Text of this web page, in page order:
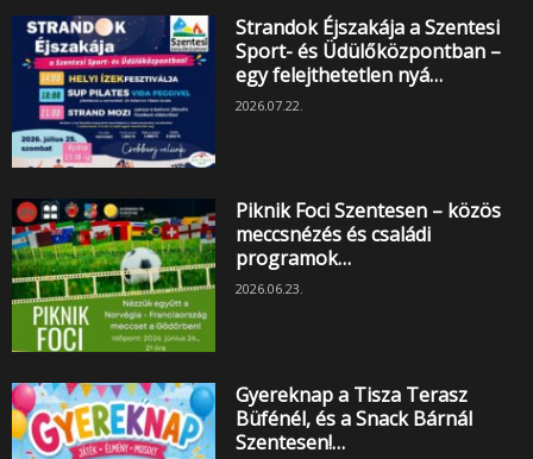
Strandok Éjszakája a Szentesi
Sport- és Üdülőközpontban –
egy felejthetetlen nyá…
2026.07.22.
Piknik Foci Szentesen – közös
meccsnézés és családi
programok…
2026.06.23.
Gyereknap a Tisza Terasz
Büfénél, és a Snack Bárnál
Szentesen!…